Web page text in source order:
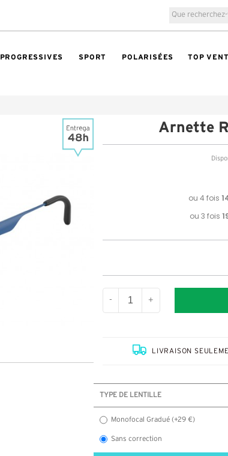
PROGRESSIVES SPORT POLARISÉES TOP
Arnette
- +
LIVRAISON
TYPE DE LENTILLE
Monofocal Gradué (+29 €)
Sans correction